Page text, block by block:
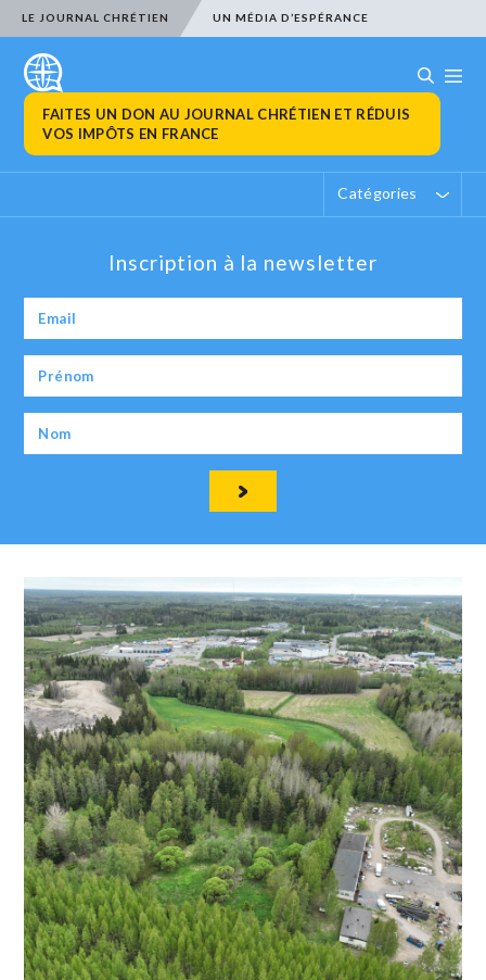
LE JOURNAL CHRÉTIEN UN MÉDIA D’ESPÉRANCE
FAITES UN DON AU JOURNAL CHRÉTIEN ET RÉDUIS
VOS IMPÔTS EN FRANCE
Catégories
Inscription à la newsletter